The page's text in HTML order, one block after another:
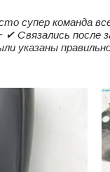
супер команда
Cвязались после
указаны